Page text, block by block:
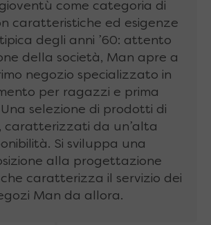
gioventù come categoria di
caratteristiche ed esigenze
degli anni ’60: attento
della società, Man apre a
negozio specializzato in
per ragazzi e prima
selezione di prodotti di
caratterizzati da un’alta
Si sviluppa una
alla progettazione
che caratterizza il servizio dei
Man da allora.